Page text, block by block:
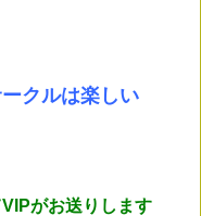
クルは楽しい
がお送りします